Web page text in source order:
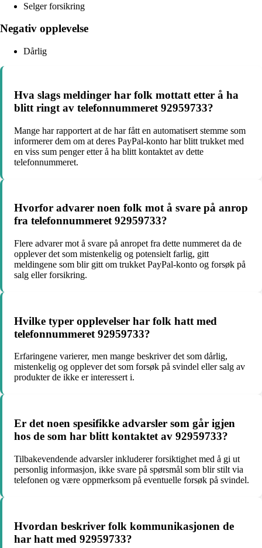
Selger forsikring
Negativ opplevelse
Dårlig
Hva slags meldinger har folk mottatt etter å ha
blitt ringt av telefonnummeret 92959733?
Mange har rapportert at de har fått en automatisert stemme som
informerer dem om at deres PayPal-konto har blitt trukket med
en viss sum penger etter å ha blitt kontaktet av dette
telefonnummeret.
Hvorfor advarer noen folk mot å svare på anrop
fra telefonnummeret 92959733?
Flere advarer mot å svare på anropet fra dette nummeret da de
opplever det som mistenkelig og potensielt farlig, gitt
meldingene som blir gitt om trukket PayPal-konto og forsøk på
salg eller forsikring.
Hvilke typer opplevelser har folk hatt med
telefonnummeret 92959733?
Erfaringene varierer, men mange beskriver det som dårlig,
mistenkelig og opplever det som forsøk på svindel eller salg av
produkter de ikke er interessert i.
Er det noen spesifikke advarsler som går igjen
hos de som har blitt kontaktet av 92959733?
Tilbakevendende advarsler inkluderer forsiktighet med å gi ut
personlig informasjon, ikke svare på spørsmål som blir stilt via
telefonen og være oppmerksom på eventuelle forsøk på svindel.
Hvordan beskriver folk kommunikasjonen de
har hatt med 92959733?